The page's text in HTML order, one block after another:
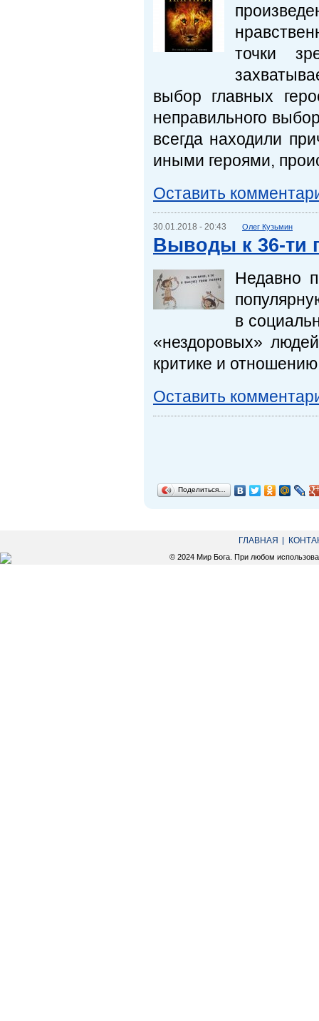
точки
выбор главных
неправильного
всегда находили
иными героями,
Оставить
30.01.2018 - 20:43 Олег Кузьмин
Выводы к 36-ти
Недавно
в
«нездоровых»
критике и
Оставить
Поделиться…
ГЛАВНАЯ
© 2024 Мир Бога. При любом